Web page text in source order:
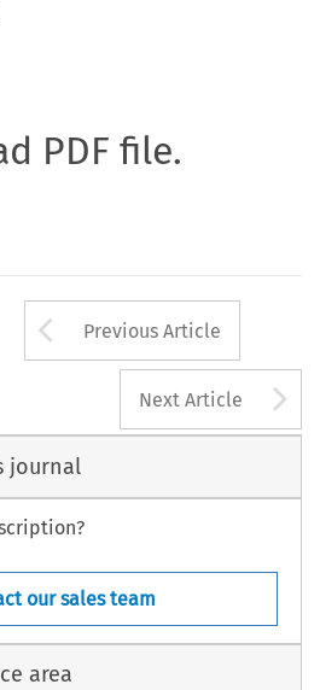
PDF file.
Arrow button
Previous Article
Next Article
journal
our sales team
area